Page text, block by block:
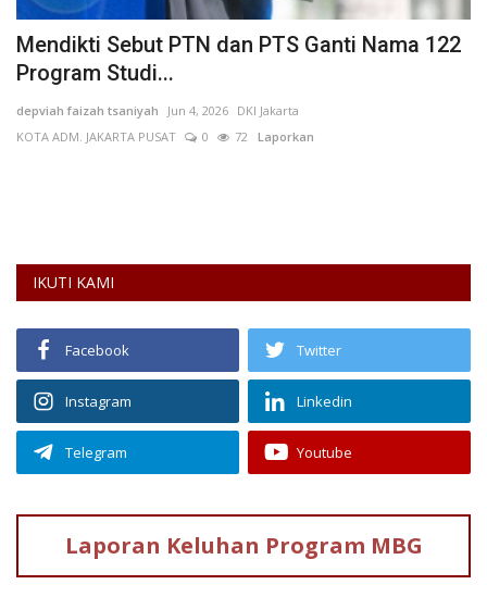
Mendikti Sebut PTN dan PTS Ganti Nama 122
Program Studi...
depviah faizah tsaniyah Jun 4, 2026 DKI Jakarta
KOTA ADM. JAKARTA PUSAT
0 72 Laporkan
IKUTI KAMI
Facebook Twitter
Instagram Linkedin
Telegram Youtube
Laporan Keluhan Program MBG